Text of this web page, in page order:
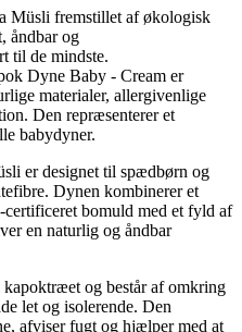
Müsli fremstillet af økologisk
åndbar og
til de mindste.
Dyne Baby - Cream er
materialer, allergivenlige
Den repræsenterer et
babydyner.
er designet til spædbørn og
Dynen kombinerer et
bomuld med et fyld af
en naturlig og åndbar
og består af omkring
let og isolerende. Den
afviser fugt og hjælper med at